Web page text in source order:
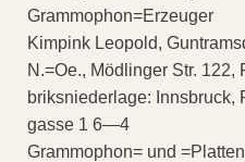
Grammophon=Erzeuger
Kimpink Leopold,
N.=Oe., Mödlinger Str. 122,
briksniederlage: Innsbruck,
gasse 1 6—4
Grammophon= und